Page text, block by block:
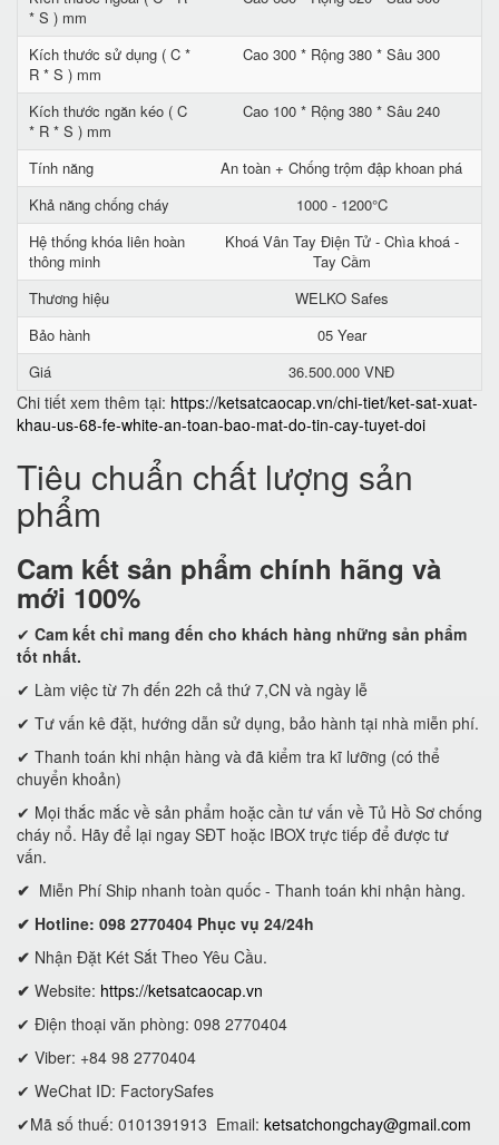
* S ) mm
Kích thước sử dụng ( C *
R * S ) mm
Cao 300 * Rộng 380 * Sâu 300
Kích thước ngăn kéo ( C
* R * S ) mm
Cao 100 * Rộng 380 * Sâu 240
Tính năng
An toàn + Chống trộm đập khoan phá
Khả năng chống cháy
1000 - 1200°C
Hệ thống khóa liên hoàn
thông minh
Khoá Vân Tay Điện Tử - Chìa khoá -
Tay Cầm
Thương hiệu
WELKO Safes
Bảo hành
05 Year
Giá
36.500.000 VNĐ
Chi tiết xem thêm tại: https://ketsatcaocap.vn/chi-tiet/ket-sat-xuat-
khau-us-68-fe-white-an-toan-bao-mat-do-tin-cay-tuyet-doi
Tiêu chuẩn chất lượng sản
phẩm
Cam kết sản phẩm chính hãng và
mới 100%
✔ Cam kết chỉ mang đến cho khách hàng những sản phẩm
tốt nhất.
✔ Làm việc từ 7h đến 22h cả thứ 7,CN và ngày lễ
✔ Tư vấn kê đặt, hướng dẫn sử dụng, bảo hành tại nhà miễn phí.
✔ Thanh toán khi nhận hàng và đã kiểm tra kĩ lưỡng (có thể
chuyển khoản)
✔ Mọi thắc mắc về sản phẩm hoặc cần tư vấn về Tủ Hồ Sơ chống
cháy nổ. Hãy để lại ngay SĐT hoặc IBOX trực tiếp để được tư
vấn.
✔ Miễn Phí Ship nhanh toàn quốc - Thanh toán khi nhận hàng.
✔ Hotline: 098 2770404 Phục vụ 24/24h
✔ Nhận Đặt Két Sắt Theo Yêu Cầu.
✔ Website: https://ketsatcaocap.vn
✔ Điện thoại văn phòng: 098 2770404
✔ Viber: +84 98 2770404
✔ WeChat ID: FactorySafes
✔Mã số thuế: 0101391913 Email: ketsatchongchay@gmail.com